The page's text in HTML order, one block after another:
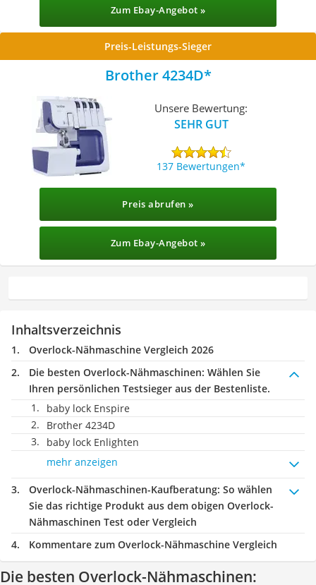
Zum Ebay-Angebot »
Preis-Leistungs-Sieger
Brother 4234D
Unsere Bewertung:
SEHR GUT
137 Bewertungen
Preis abrufen »
Zum Ebay-Angebot »
Inhaltsverzeichnis
Overlock-Nähmaschine Vergleich 2026
Die besten Overlock-Nähmaschinen: Wählen Sie
Ihren persönlichen Testsieger aus der Bestenliste.
baby lock Enspire
Brother 4234D
baby lock Enlighten
mehr anzeigen
Overlock-Nähmaschinen-Kaufberatung: So wählen
Sie das richtige Produkt aus dem obigen Overlock-
Nähmaschinen Test oder Vergleich
Kommentare zum Overlock-Nähmaschine Vergleich
Die besten Overlock-Nähmaschinen: